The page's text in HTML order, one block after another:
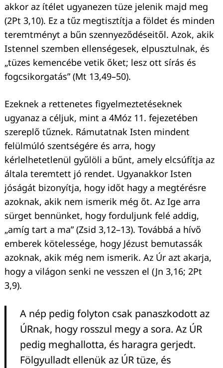
akkor az ítélet ugyanezen tüze jelenik majd meg
(2Pt 3,10). Ez a tűz megtisztítja a földet és minden
teremtményt a bűn szennyeződéseitől. Azok, akik
Istennel szemben ellenségesek, elpusztulnak, és
„tüzes kemencébe vetik őket; lesz ott sírás és
fogcsikorgatás” (Mt 13,49–50).
Ezeknek a rettenetes figyelmeztetéseknek
ugyanaz a céljuk, mint a 4Móz 11. fejezetében
szereplő tűznek. Rámutatnak Isten mindent
felülmúló szentségére és arra, hogy
kérlelhetetlenül gyűlöli a bűnt, amely elcsúfítja az
általa teremtett jó rendet. Ugyanakkor Isten
jóságát bizonyítja, hogy időt hagy a megtérésre
azoknak, akik nem ismerik még őt. Az Ige arra
sürget bennünket, hogy forduljunk felé addig,
„amíg tart a ma” (Zsid 3,12–13). Továbbá a hívő
emberek kötelessége, hogy Jézust bemutassák
azoknak, akik még nem ismerik. Az Úr azt akarja,
hogy a világon senki ne vesszen el (Jn 3,16; 2Pt
3,9).
A nép pedig folyton csak panaszkodott az
ÚRnak, hogy rosszul megy a sora. Az ÚR
pedig meghallotta, és haragra gerjedt.
Fölgyulladt ellenük az ÚR tüze, és
Keresés: